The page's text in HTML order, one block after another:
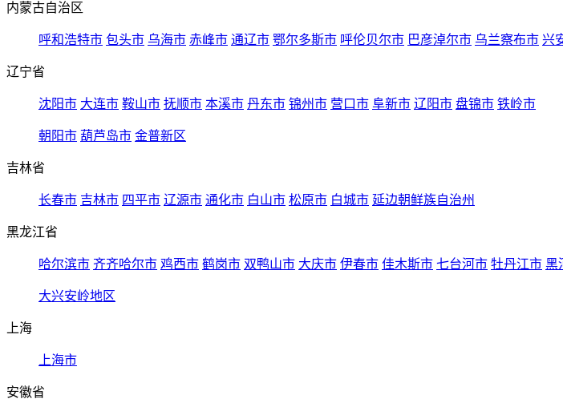
内蒙古自治区
呼和浩特市 包头市 乌海市 赤峰市 通辽市 鄂尔多斯市 呼伦贝尔市 巴彦淖尔市 乌兰察布市 兴
辽宁省
沈阳市 大连市 鞍山市 抚顺市 本溪市 丹东市 锦州市 营口市 阜新市 辽阳市 盘锦市 铁岭市
朝阳市 葫芦岛市 金普新区
吉林省
长春市 吉林市 四平市 辽源市 通化市 白山市 松原市 白城市 延边朝鲜族自治州
黑龙江省
哈尔滨市 齐齐哈尔市 鸡西市 鹤岗市 双鸭山市 大庆市 伊春市 佳木斯市 七台河市 牡丹江市 黑
大兴安岭地区
上海
上海市
安徽省